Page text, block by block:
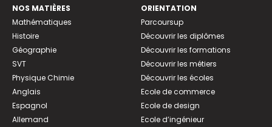
NOS MATIÈRES
Mathématiques
Histoire
Géographie
SVT
Physique Chimie
Anglais
Espagnol
Allemand
ORIENTATION
Parcoursup
Découvrir les diplômes
Découvrir les formations
Découvrir les métiers
Découvrir les écoles
Ecole de commerce
Ecole de design
Ecole d’ingénieur